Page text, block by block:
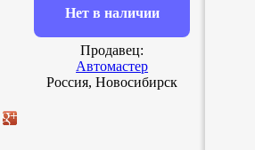
Нет в наличии
Продавец:
Автомастер
Россия, Новосибирск